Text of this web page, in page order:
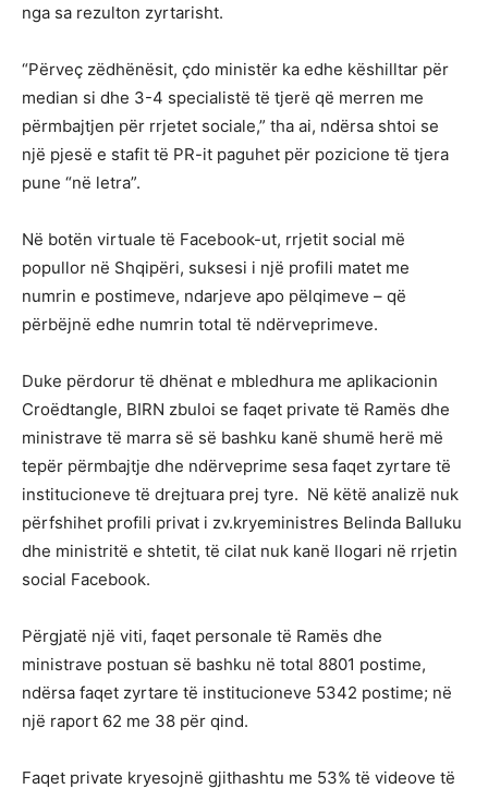
nga sa rezulton zyrtarisht.
“Përveç zëdhënësit, çdo ministër ka edhe këshilltar për
median si dhe 3-4 specialistë të tjerë që merren me
përmbajtjen për rrjetet sociale,” tha ai, ndërsa shtoi se
një pjesë e stafit të PR-it paguhet për pozicione të tjera
pune “në letra”.
Në botën virtuale të Facebook-ut, rrjetit social më
popullor në Shqipëri, suksesi i një profili matet me
numrin e postimeve, ndarjeve apo pëlqimeve – që
përbëjnë edhe numrin total të ndërveprimeve.
Duke përdorur të dhënat e mbledhura me aplikacionin
Croëdtangle, BIRN zbuloi se faqet private të Ramës dhe
ministrave të marra së së bashku kanë shumë herë më
tepër përmbajtje dhe ndërveprime sesa faqet zyrtare të
institucioneve të drejtuara prej tyre. Në këtë analizë nuk
përfshihet profili privat i zv.kryeministres Belinda Balluku
dhe ministritë e shtetit, të cilat nuk kanë llogari në rrjetin
social Facebook.
Përgjatë një viti, faqet personale të Ramës dhe
ministrave postuan së bashku në total 8801 postime,
ndërsa faqet zyrtare të institucioneve 5342 postime; në
një raport 62 me 38 për qind.
Faqet private kryesojnë gjithashtu me 53% të videove të